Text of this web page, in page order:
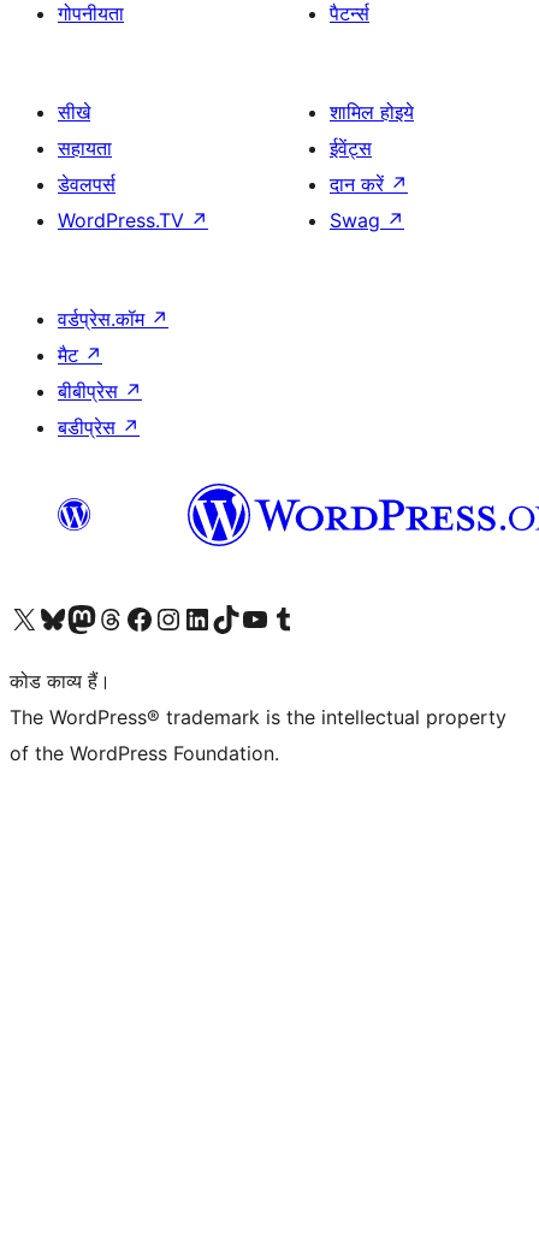
गोपनीयता
पैटर्न्स
सीखे
सहायता
डेवलपर्स
WordPress.TV ↗
शामिल होइये
ईवेंट्स
दान करें ↗
Swag ↗
वर्डप्रेस.कॉम ↗
मैट ↗
बीबीप्रेस ↗
बडीप्रेस ↗
Visit our X (formerly Twitter) account
हमारे बलुस्की खाते पर जाएँVisit our Mastodon account
हमारे थ्रेड्स अकाउंट पर जाएंहमारे फेसबुक पेज पर जाएँहमारे इंस्टाग्राम अकाउंट पर जाएंहमारे लिंक्डइन खाते पर जाएँहमारे टिकटॉक खाते पर जाएँहमारे यूट्यूब चैनल पर जाएंहमारे Tumblr खाते पर जाएँ
कोड काव्य हैं।
The WordPress® trademark is the intellectual property
of the WordPress Foundation.